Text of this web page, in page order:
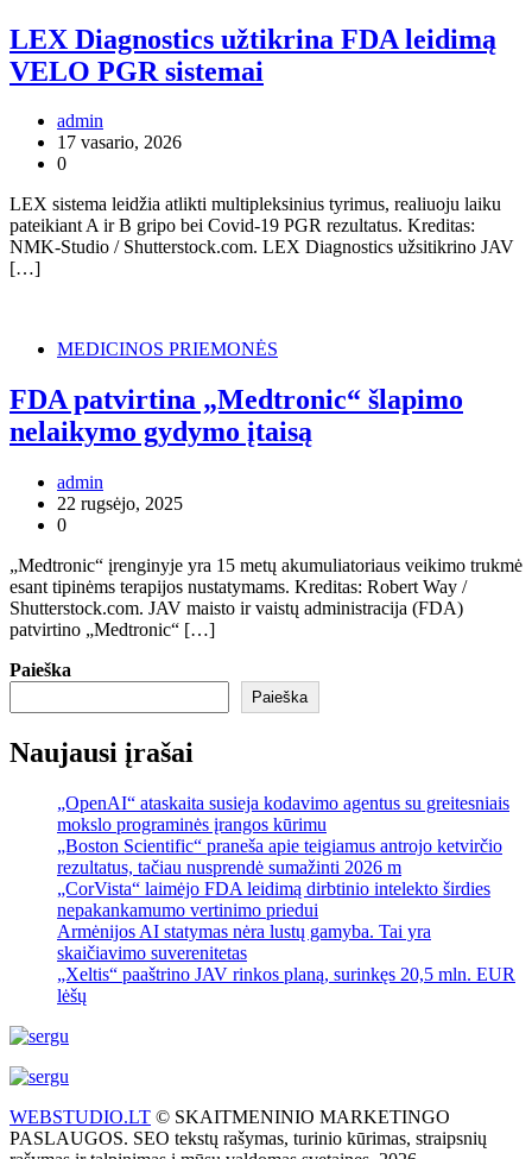
LEX Diagnostics užtikrina FDA leidimą
VELO PGR sistemai
admin
17 vasario, 2026
0
LEX sistema leidžia atlikti multipleksinius tyrimus, realiuoju laiku
pateikiant A ir B gripo bei Covid-19 PGR rezultatus. Kreditas:
NMK-Studio / Shutterstock.com. LEX Diagnostics užsitikrino JAV
[…]
MEDICINOS PRIEMONĖS
FDA patvirtina „Medtronic“ šlapimo
nelaikymo gydymo įtaisą
admin
22 rugsėjo, 2025
0
„Medtronic“ įrenginyje yra 15 metų akumuliatoriaus veikimo trukmė
esant tipinėms terapijos nustatymams. Kreditas: Robert Way /
Shutterstock.com. JAV maisto ir vaistų administracija (FDA)
patvirtino „Medtronic“ […]
Paieška
Paieška
Naujausi įrašai
„OpenAI“ ataskaita susieja kodavimo agentus su greitesniais
mokslo programinės įrangos kūrimu
„Boston Scientific“ praneša apie teigiamus antrojo ketvirčio
rezultatus, tačiau nusprendė sumažinti 2026 m
„CorVista“ laimėjo FDA leidimą dirbtinio intelekto širdies
nepakankamumo vertinimo priedui
Armėnijos AI statymas nėra lustų gamyba. Tai yra
skaičiavimo suverenitetas
„Xeltis“ paaštrino JAV rinkos planą, surinkęs 20,5 mln. EUR
lėšų
WEBSTUDIO.LT © SKAITMENINIO MARKETINGO
PASLAUGOS. SEO tekstų rašymas, turinio kūrimas, straipsnių